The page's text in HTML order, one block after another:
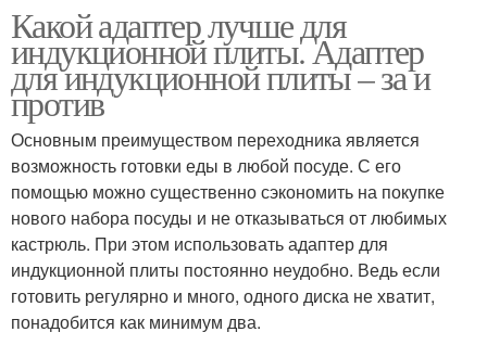
Какой адаптер лучше для
индукционной плиты. Адаптер
для индукционной плиты – за и
против
Основным преимуществом переходника является
возможность готовки еды в любой посуде. С его
помощью можно существенно сэкономить на покупке
нового набора посуды и не отказываться от любимых
кастрюль. При этом использовать адаптер для
индукционной плиты постоянно неудобно. Ведь если
готовить регулярно и много, одного диска не хватит,
понадобится как минимум два.